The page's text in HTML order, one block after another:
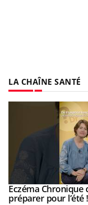
LA CHAÎNE SANTÉ
Youtube
Eczéma Chronique
préparer pour l’été !